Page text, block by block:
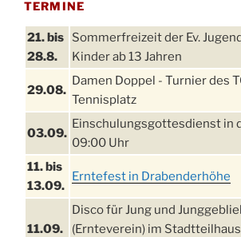
TERMINE
21. bis
28.8.
Sommerfreizeit der Ev.
Kinder ab 13 Jahren
29.08.
Damen Doppel - Turnier des
Tennisplatz
03.09.
Einschulungsgottesdienst in
09:00 Uhr
11. bis
13.09.
Erntefest in Drabenderhöhe
11.09.
Disco für Jung und
(Ernteverein) im